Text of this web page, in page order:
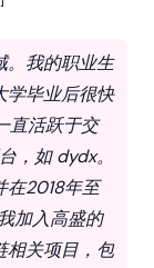
。我的职业生
学毕业后很快
直活跃于交
，如 dydx。
在2018年至
加入高盛的
相关项目，包